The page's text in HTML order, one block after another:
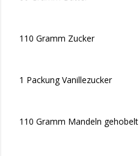
110 Gramm Zucker
1 Packung Vanillezucker
110 Gramm Mandeln gehobelt